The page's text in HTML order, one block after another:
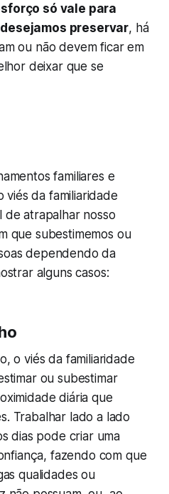
só vale para
preservar, há
ou não devem ficar em
deixar que se
familiares e
viés da familiaridade
de atrapalhar nosso
que subestimemos ou
dependendo da
alguns casos:
o viés da familiaridade
ou subestimar
diária que
Trabalhar lado a lado
dias pode criar uma
fazendo com que
qualidades ou